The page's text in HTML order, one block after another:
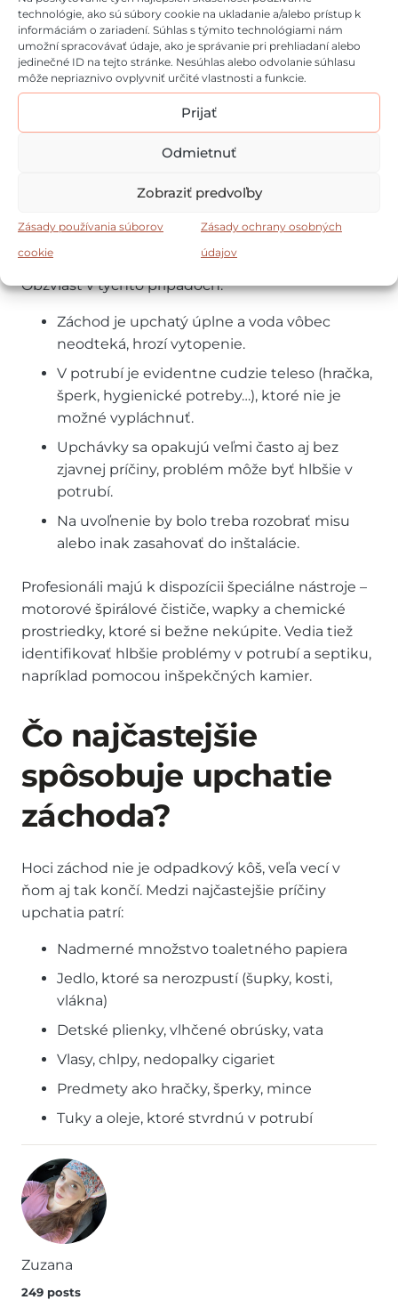
technológie, ako sú súbory cookie na ukladanie a/alebo prístup k
informáciám o zariadení. Súhlas s týmito technológiami nám
umožní spracovávať údaje, ako je správanie pri prehliadaní alebo
jedinečné ID na tejto stránke. Nesúhlas alebo odvolanie súhlasu
môže nepriaznivo ovplyvniť určité vlastnosti a funkcie.
Prijať
Odmietnuť
Zobraziť predvoľby
Zásady používania súborov
cookie
Zásady ochrany osobných
údajov
Prečítajte si aj:Roztoče: Všetko čo potrebujete
vedieť a 8 rád ako ich poraziť
Kedy je čas zavolať
profesionála?
Ak ste vyskúšali všetky dostupné spôsoby a
nepodarilo sa vám záchod uvoľniť, je načase
ponúkajú aj
ako efektívne riešenie..
Obzvlášť v týchto prípadoch:
Záchod je upchatý úplne a voda vôbec
neodteká, hrozí vytopenie.
V potrubí je evidentne cudzie teleso (hračka,
šperk, hygienické potreby…), ktoré nie je
možné vypláchnuť.
Upchávky sa opakujú veľmi často aj bez
zjavnej príčiny, problém môže byť hlbšie v
potrubí.
Na uvoľnenie by bolo treba rozobrať misu
alebo inak zasahovať do inštalácie.
Profesionáli majú k dispozícii špeciálne nástroje –
motorové špirálové čističe, wapky a chemické
prostriedky, ktoré si bežne nekúpite. Vedia tiež
identifikovať hlbšie problémy v potrubí a septiku,
napríklad pomocou inšpekčných kamier.
Čo najčastejšie
spôsobuje upchatie
záchoda?
Hoci záchod nie je odpadkový kôš, veľa vecí v
ňom aj tak končí. Medzi najčastejšie príčiny
upchatia patrí:
Nadmerné množstvo toaletného papiera
Jedlo, ktoré sa nerozpustí (šupky, kosti,
vlákna)
Detské plienky, vlhčené obrúsky, vata
Vlasy, chlpy, nedopalky cigariet
Predmety ako hračky, šperky, mince
Tuky a oleje, ktoré stvrdnú v potrubí
Zuzana
249 posts